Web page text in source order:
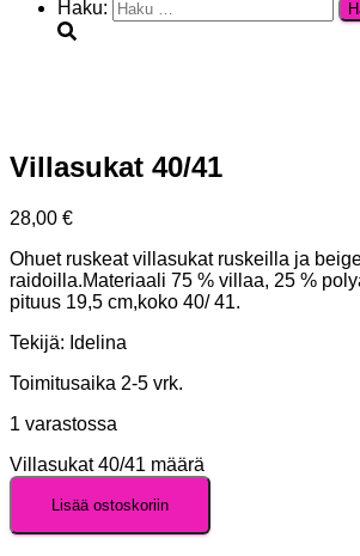
Haku:
Villasukat 40/41
28,00 €
Ohuet ruskeat villasukat ruskeilla ja
raidoilla.Materiaali 75 % villaa, 25 %
pituus 19,5 cm,koko 40/ 41.
Tekijä: Idelina
Toimitusaika 2-5 vrk.
1 varastossa
Villasukat 40/41 määrä
Lisää ostoskoriin